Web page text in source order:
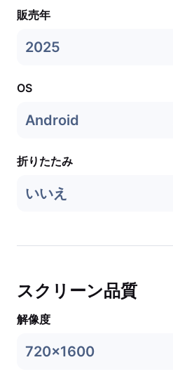
販売年
2025
OS
Android
折りたたみ
いいえ
スクリーン品質
解像度
720x1600